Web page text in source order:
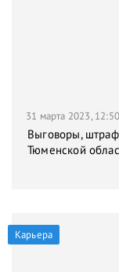
31 марта 2023, 12:50
Выговоры,
Тюменской
Карьера